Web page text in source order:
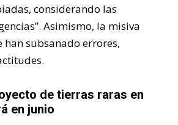
considerando las
Asimismo, la misiva
han subsanado errores,
de tierras raras en
en junio